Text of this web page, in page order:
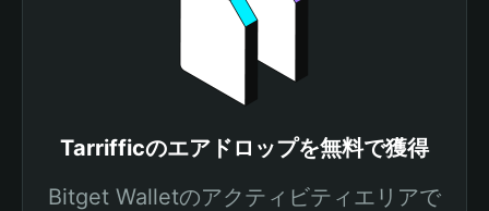
Tarrifficのエアドロップを無料で獲得
Bitget Walletのアクティビティエリアで